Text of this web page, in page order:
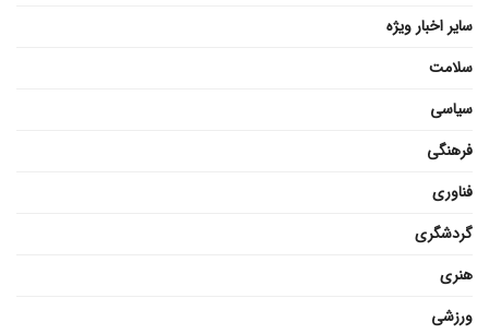
سایر اخبار ویژه
سلامت
سیاسی
فرهنگی
فناوری
گردشگری
هنری
ورزشی